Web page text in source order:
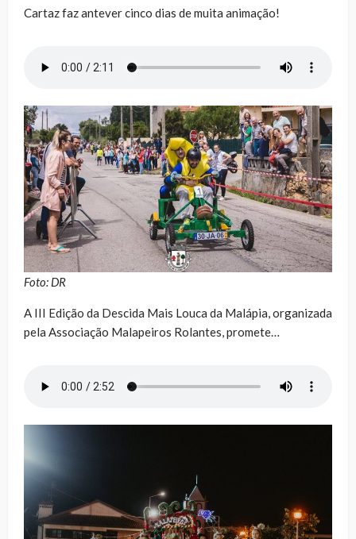
Cartaz faz antever cinco dias de muita animação!
Foto: DR
A III Edição da Descida Mais Louca da Malápia, organizada
pela Associação Malapeiros Rolantes, promete…